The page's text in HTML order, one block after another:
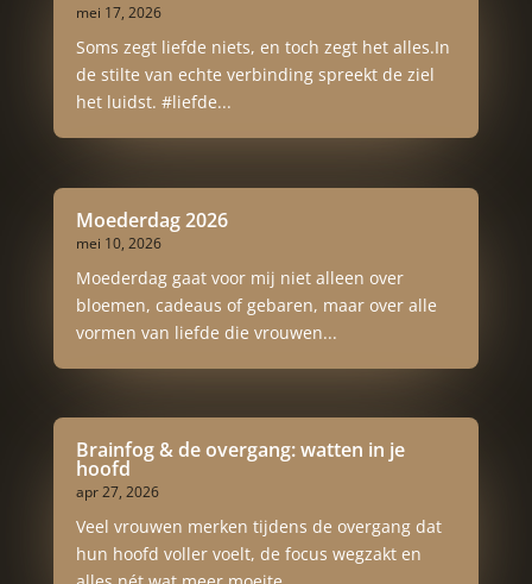
mei 17, 2026
Soms zegt liefde niets, en toch zegt het alles.In
de stilte van echte verbinding spreekt de ziel
het luidst. #liefde...
Moederdag 2026
mei 10, 2026
Moederdag gaat voor mij niet alleen over
bloemen, cadeaus of gebaren, maar over alle
vormen van liefde die vrouwen...
Brainfog & de overgang: watten in je
hoofd
apr 27, 2026
Veel vrouwen merken tijdens de overgang dat
hun hoofd voller voelt, de focus wegzakt en